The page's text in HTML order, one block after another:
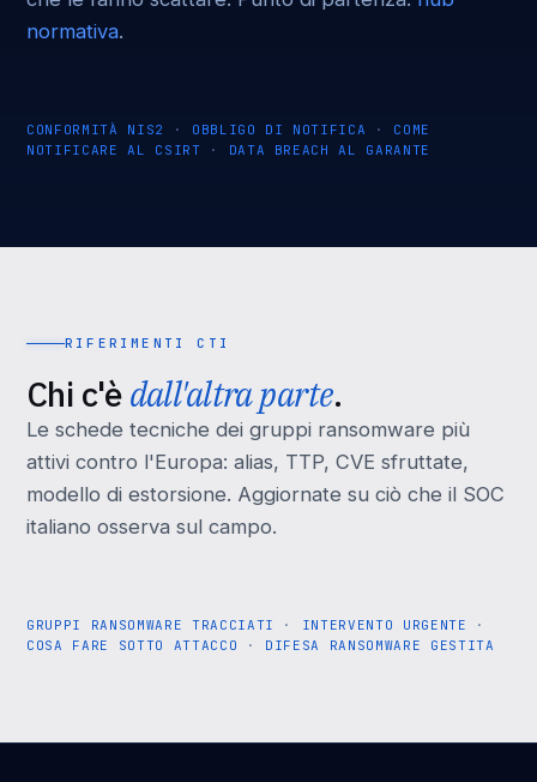
normativa.
CONFORMITÀ NIS2 · OBBLIGO DI NOTIFICA · COME
NOTIFICARE AL CSIRT · DATA BREACH AL GARANTE
RIFERIMENTI CTI
Chi c'èdall'altra parte.
Le schede tecniche dei gruppi ransomware più
attivi contro l'Europa: alias, TTP, CVE sfruttate,
modello di estorsione. Aggiornate su ciò che il SOC
italiano osserva sul campo.
GRUPPI RANSOMWARE TRACCIATI · INTERVENTO URGENTE
·
COSA FARE SOTTO ATTACCO · DIFESA RANSOMWARE GESTITA